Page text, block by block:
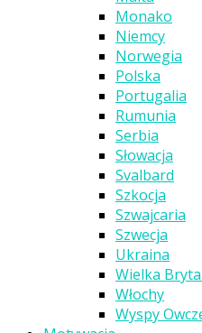
Monako
Niemcy
Norwegia
Polska
Portugalia
Rumunia
Serbia
Słowacja
Svalbard
Szkocja
Szwajcaria
Szwecja
Ukraina
Wielka
Włochy
Wyspy